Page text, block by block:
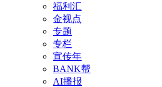
福利汇
金视点
专题
专栏
宣传年
BANK帮
AI播报